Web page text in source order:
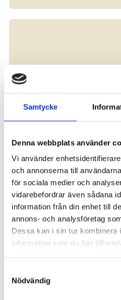
Samtycke
Denna webbplats använder
Vi använder
och annonserna till
för sociala medier och
vidarebefordrar även sådana
information från din enhet till
annons- och analysföretag
Dessa kan i sin tur kombinera
information som du har
Nödvändig
Allmän kurs
1 – 3 år Ja – Internat
Allmän kurs på Mullsjö
Läs mer